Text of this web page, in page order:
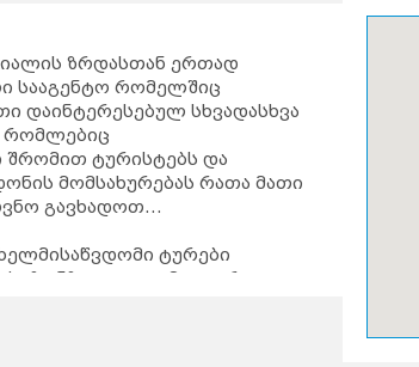
ზრდასთან ერთად
სააგენტო რომელშიც
დაინტერესებულ სხვადასხვა
რომლებიც
ტურისტებს და
მომსახურებას რათა მათი
გავხადოთ…
ტურები
და დავამკვიდროთ